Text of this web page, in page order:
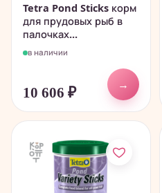
Tetra Pond Sticks корм
для прудовых рыб в
палочках...
в наличии
10 606 ₽
→